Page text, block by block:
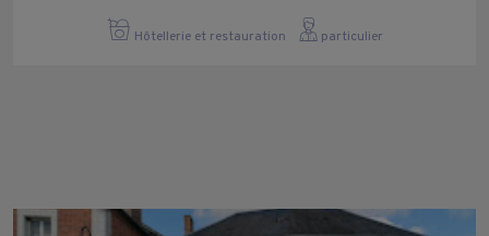
Hôtellerie et restauration particulier